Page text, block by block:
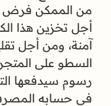
من الممكن فرض
أجل تخزين هذا
آمنة، ومن أجل
السطو على
رسوم سيدفعها
في حسابه